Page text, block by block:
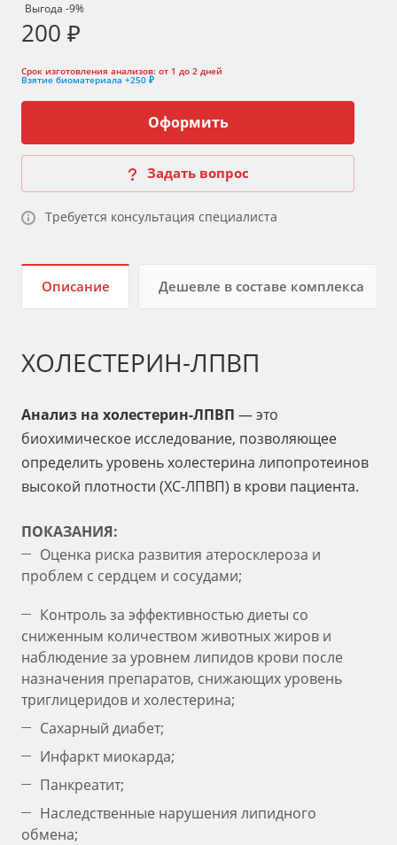
Выгода -9%
200 ₽
Срок изготовления анализов: от 1 до 2 дней
Взятие биоматериала +250 ₽
Оформить
Задать вопрос
Требуется консультация специалиста
Описание Дешевле в составе комплекса
ХОЛЕСТЕРИН-ЛПВП
Анализ на холестерин-ЛПВП — это
биохимическое исследование, позволяющее
определить уровень холестерина липопротеинов
высокой плотности (ХС-ЛПВП) в крови пациента.
ПОКАЗАНИЯ:
Оценка риска развития атеросклероза и
проблем с сердцем и сосудами;
Контроль за эффективностью диеты со
сниженным количеством животных жиров и
наблюдение за уровнем липидов крови после
назначения препаратов, снижающих уровень
триглицеридов и холестерина;
Сахарный диабет;
Инфаркт миокарда;
Панкреатит;
Наследственные нарушения липидного
обмена;